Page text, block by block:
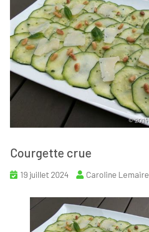
Courgette crue
19 juillet 2024 Caroline Lemaire